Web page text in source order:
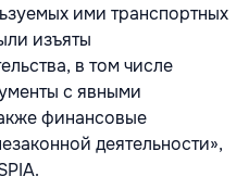
ими транспортных
изъяты
в том числе
с явными
финансовые
деятельности»,